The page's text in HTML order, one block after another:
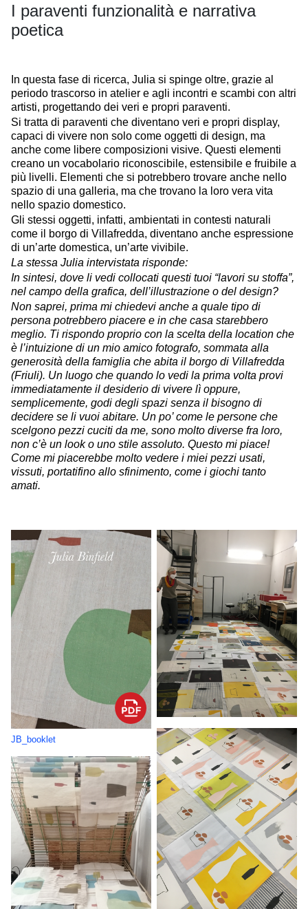
I paraventi funzionalità e narrativa
poetica
In questa fase di ricerca, Julia si spinge oltre, grazie al
periodo trascorso in atelier e agli incontri e scambi con altri
artisti, progettando dei veri e propri paraventi.
Si tratta di paraventi che diventano veri e propri display,
capaci di vivere non solo come oggetti di design, ma
anche come libere composizioni visive. Questi elementi
creano un vocabolario riconoscibile, estensibile e fruibile a
più livelli. Elementi che si potrebbero trovare anche nello
spazio di una galleria, ma che trovano la loro vera vita
nello spazio domestico.
Gli stessi oggetti, infatti, ambientati in contesti naturali
come il borgo di Villafredda, diventano anche espressione
di un’arte domestica, un’arte vivibile.
La stessa Julia intervistata risponde:
In sintesi, dove li vedi collocati questi tuoi “lavori su stoffa”,
nel campo della grafica, dell’illustrazione o del design?
Non saprei, prima mi chiedevi anche a quale tipo di
persona potrebbero piacere e in che casa starebbero
meglio. Ti rispondo proprio con la scelta della location che
è l’intuizione di un mio amico fotografo, sommata alla
generosità della famiglia che abita il borgo di Villafredda
(Friuli). Un luogo che quando lo vedi la prima volta provi
immediatamente il desiderio di vivere lì oppure,
semplicemente, godi degli spazi senza il bisogno di
decidere se li vuoi abitare. Un po’ come le persone che
scelgono pezzi cuciti da me, sono molto diverse fra loro,
non c’è un look o uno stile assoluto. Questo mi piace!
Come mi piacerebbe molto vedere i miei pezzi usati,
vissuti, portatifino allo sfinimento, come i giochi tanto
amati.
JB_booklet